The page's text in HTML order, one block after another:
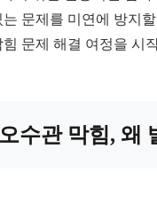
는 문제를 미연에 방지
힘 문제 해결 여정을 시
수관 막힘, 왜